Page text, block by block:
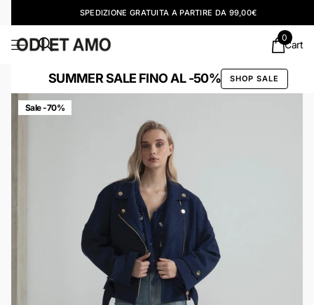
SPEDIZIONE GRATUITA A PARTIRE DA 99,00€
Cart
0
SUMMER SALE FINO AL -50% SHOP SALE
Sale -70%